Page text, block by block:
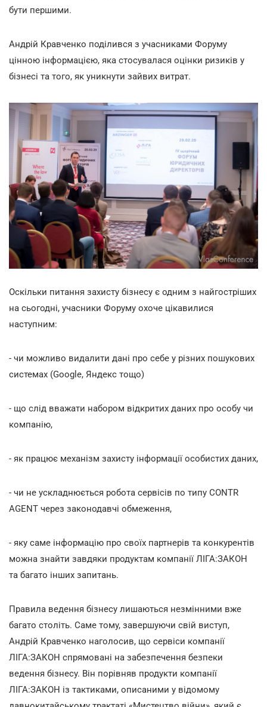
бути першими.
Андрій Кравченко поділився з учасниками Форуму
цінною інформацією, яка стосувалася оцінки ризиків у
бізнесі та того, як уникнути зайвих витрат.
Оскільки питання захисту бізнесу є одним з найгостріших
на сьогодні, учасники Форуму охоче цікавилися
наступним:
- чи можливо видалити дані про себе у різних пошукових
системах (Google, Яндекс тощо)
- що слід вважати набором відкритих даних про особу чи
компанію,
- як працює механізм захисту інформації особистих даних,
- чи не ускладнюється робота сервісів по типу CONTR
AGENT через законодавчі обмеження,
- яку саме інформацію про своїх партнерів та конкурентів
можна знайти завдяки продуктам компанії ЛІГА:ЗАКОН
та багато інших запитань.
Правила ведення бізнесу лишаються незмінними вже
багато століть. Саме тому, завершуючи свій виступ,
Андрій Кравченко наголосив, що сервіси компанії
ЛІГА:ЗАКОН спрямовані на забезпечення безпеки
ведення бізнесу. Він порівняв продукти компанії
ЛІГА:ЗАКОН із тактиками, описаними у відомому